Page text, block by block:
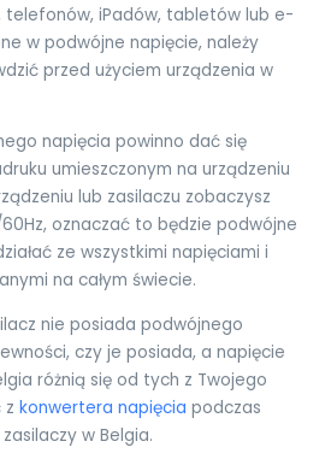
telefonów, iPadów, tabletów lub e-
w podwójne napięcie, należy
przed użyciem urządzenia w
napięcia powinno dać się
umieszczonym na urządzeniu
lub zasilaczu zobaczysz
oznaczać to będzie podwójne
ze wszystkimi napięciami i
na całym świecie.
nie posiada podwójnego
czy je posiada, a napięcie
różnią się od tych z Twojego
z konwertera napięcia podczas
w Belgia.